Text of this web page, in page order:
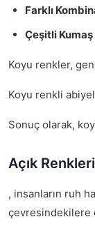
Farklı
Çeşitli
Koyu renkler,
Koyu renkli
Sonuç olarak,
Açık
, insanların ruh
çevresindekilere